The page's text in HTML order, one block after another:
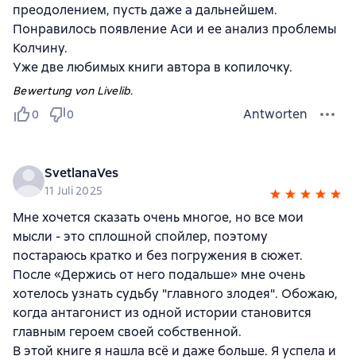
преодолением, пусть даже а дальнейшем.
Понравилось появление Аси и ее анализ проблемы
Колчину.
Уже две любимых книги автора в копилочку.
Bewertung von Livelib.
0
0 Antworten
SvetlanaVes
11 Juli 2025
Мне хочется сказать очень многое, но все мои
мысли - это сплошной спойлер, поэтому
постараюсь кратко и без погружения в сюжет.
После «Держись от него подальше» мне очень
хотелось узнать судьбу "главного злодея". Обожаю,
когда антагонист из одной истории становится
главным героем своей собственной.
В этой книге я нашла всё и даже больше. Я успела и